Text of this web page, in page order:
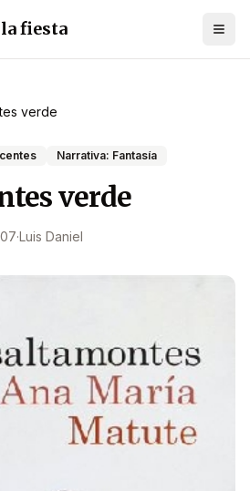
fiesta
verde
Narrativa: Fantasía
verde
·Luis Daniel